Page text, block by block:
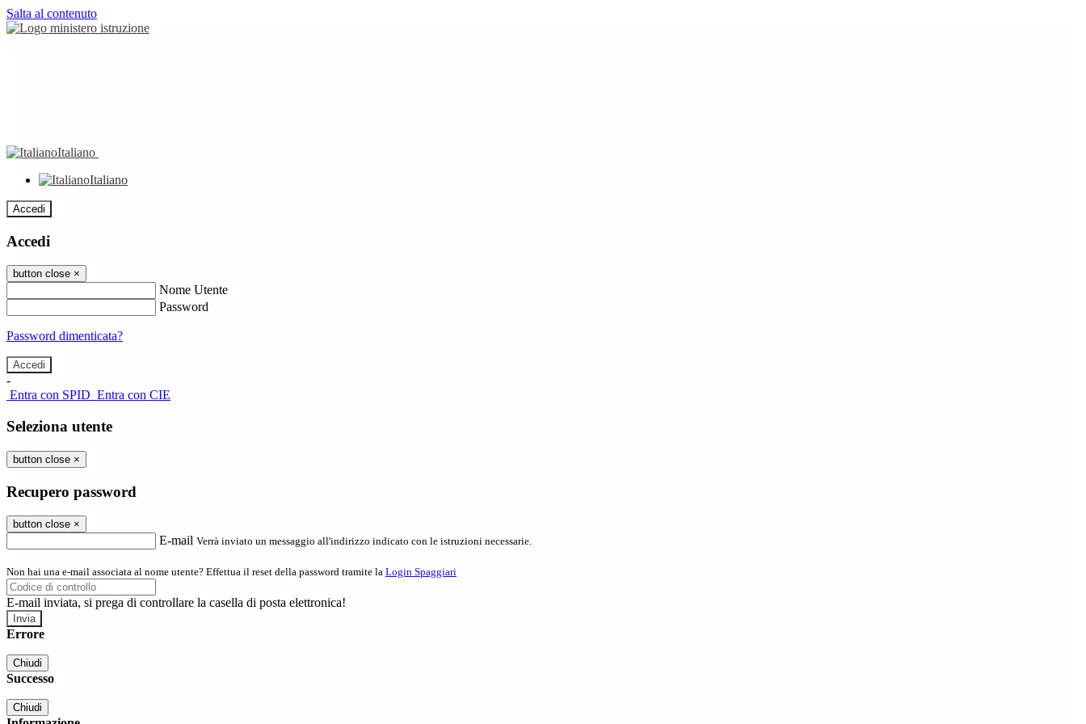
Salta al contenuto
Italiano
Italiano
Accedi
Accedi
button close ×
Nome Utente
Password
Password dimenticata?
-
Entra con SPID Entra con CIE
Seleziona utente
button close ×
Recupero password
button close ×
E-mail Verrà inviato un messaggio all'indirizzo indicato con le istruzioni necessarie.
Non hai una e-mail associata al nome utente? Effettua il reset della password tramite la Login Spaggiari
E-mail inviata, si prega di controllare la casella di posta elettronica!
Errore
Chiudi
Successo
Chiudi